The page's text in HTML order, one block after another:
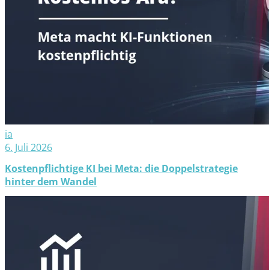
ia
6. Juli 2026
Kostenpflichtige KI bei Meta: die Doppelstrategie
hinter dem Wandel